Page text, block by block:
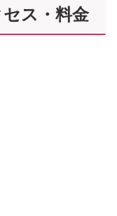
ス・料金